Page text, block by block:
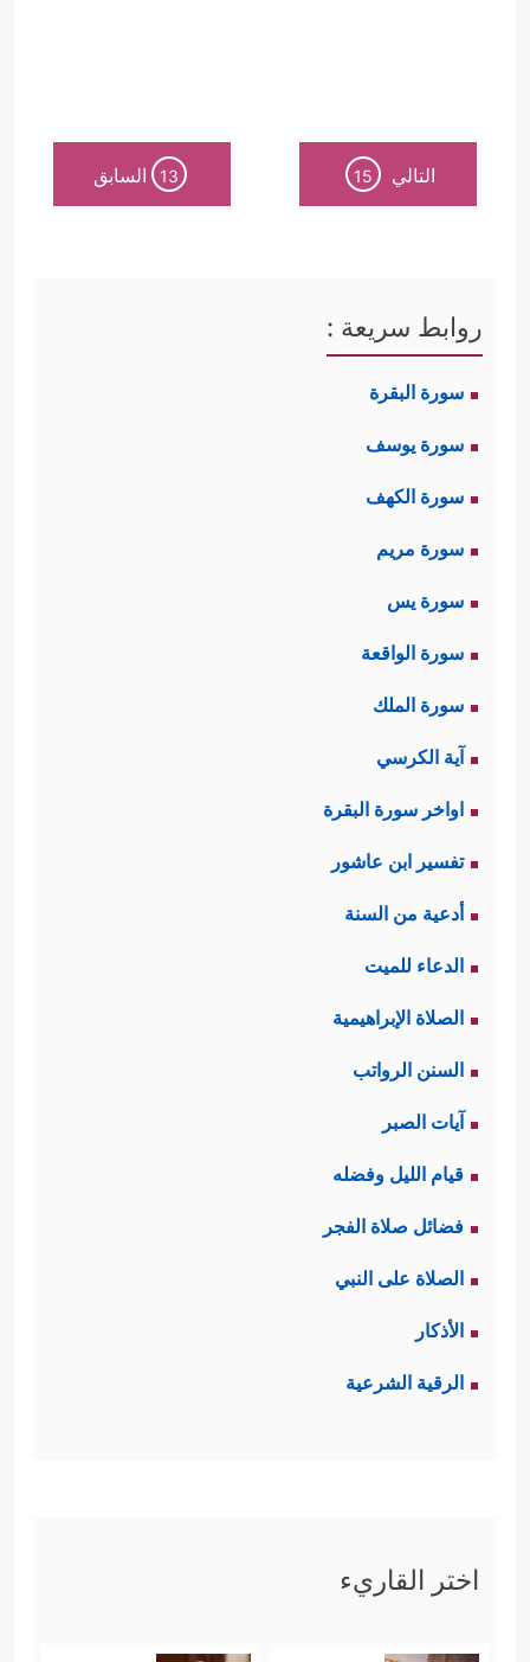
التالي 15
13 السابق
روابط سريعة :
سورة البقرة
سورة يوسف
سورة الكهف
سورة مريم
سورة يس
سورة الواقعة
سورة الملك
آية الكرسي
اواخر سورة البقرة
تفسير ابن عاشور
أدعية من السنة
الدعاء للميت
الصلاة الإبراهيمية
السنن الرواتب
آيات الصبر
قيام الليل وفضله
فضائل صلاة الفجر
الصلاة على النبي
الأذكار
الرقية الشرعية
اختر القاريء